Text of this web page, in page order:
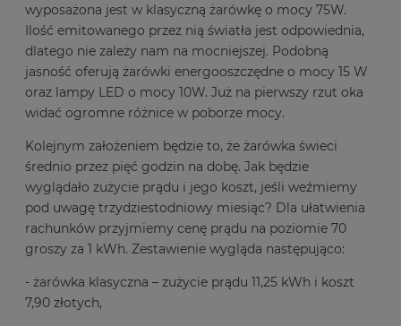
wyposażona jest w klasyczną żarówkę o mocy 75W.
Ilość emitowanego przez nią światła jest odpowiednia,
dlatego nie zależy nam na mocniejszej. Podobną
jasność oferują żarówki energooszczędne o mocy 15 W
oraz lampy LED o mocy 10W. Już na pierwszy rzut oka
widać ogromne różnice w poborze mocy.
Kolejnym założeniem będzie to, że żarówka świeci
średnio przez pięć godzin na dobę. Jak będzie
wyglądało zużycie prądu i jego koszt, jeśli weźmiemy
pod uwagę trzydziestodniowy miesiąc? Dla ułatwienia
rachunków przyjmiemy cenę prądu na poziomie 70
groszy za 1 kWh. Zestawienie wygląda następująco:
- żarówka klasyczna – zużycie prądu 11,25 kWh i koszt
7,90 złotych,